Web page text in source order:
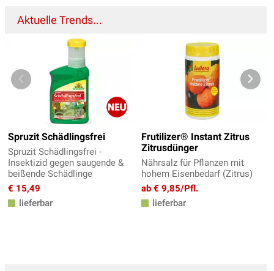
Aktuelle Trends...
Spruzit Schädlingsfrei
Spruzit Schädlingsfrei -
Insektizid gegen saugende &
beißende Schädlinge
€ 15,49
lieferbar
Frutilizer® Instant Zitrus
Zitrusdünger
Nährsalz für Pflanzen mit
hohem Eisenbedarf (Zitrus)
ab € 9,85/Pfl.
lieferbar